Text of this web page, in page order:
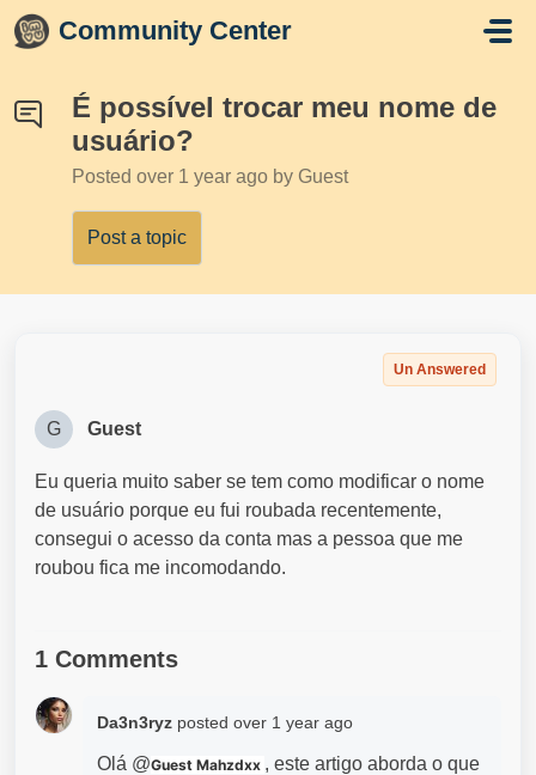
Skip to main content
Community Center
É possível trocar meu nome de
usuário?
Posted over 1 year ago by Guest
Post a topic
Un Answered
G Guest
Eu queria muito saber se tem como modificar o nome
de usuário porque eu fui roubada recentemente,
consegui o acesso da conta mas a pessoa que me
roubou fica me incomodando.
1 Comments
Da3n3ryz posted over 1 year ago
Olá @Guest Mahzdxx , este artigo aborda o que